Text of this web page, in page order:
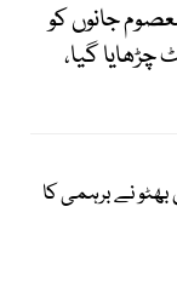
جانوں کو
گیا،
نے برہمی کا